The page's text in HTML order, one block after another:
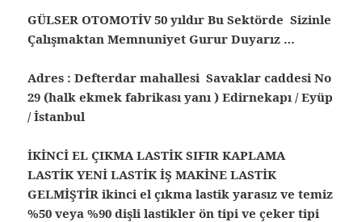
GÜLSER OTOMOTİV 50 yıldır Bu Sektörde Sizinle
Çalışmaktan Memnuniyet Gurur Duyarız …
Adres : Defterdar mahallesi Savaklar caddesi No
29 (halk ekmek fabrikası yanı ) Edirnekapı / Eyüp
/ İstanbul
İKİNCİ EL ÇIKMA LASTİK SIFIR KAPLAMA
LASTİK YENİ LASTİK İŞ MAKİNE LASTİK
GELMİŞTİR ikinci el çıkma lastik yarasız ve temiz
%50 veya %90 dişli lastikler ön tipi ve çeker tipi